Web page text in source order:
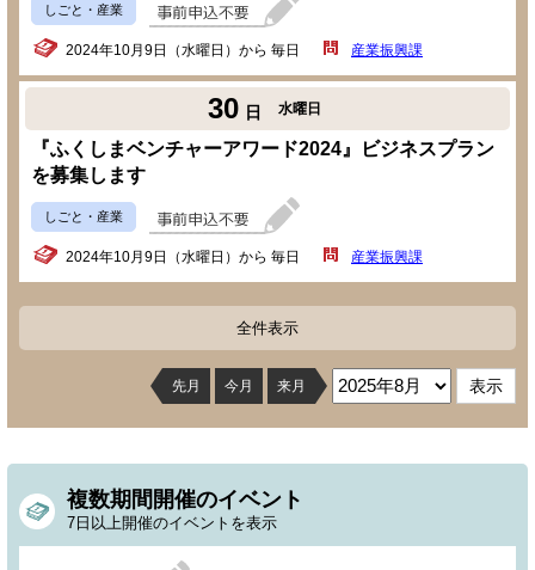
しごと・産業
2024年10月9日（水曜日）から 毎日 産業振興課
30 日 水曜日
『ふくしまベンチャーアワード2024』ビジネスプラン
を募集します
しごと・産業
2024年10月9日（水曜日）から 毎日 産業振興課
全件表示
先月 今月 来月
複数期間開催のイベント
7日以上開催のイベントを表示